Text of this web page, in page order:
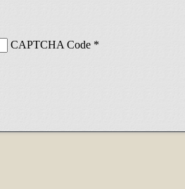
CAPTCHA Code *